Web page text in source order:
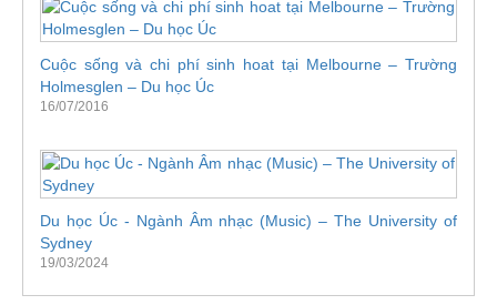
Cuộc sống và chi phí sinh hoat tại Melbourne – Trường
Holmesglen – Du học Úc
16/07/2016
Du học Úc - Ngành Âm nhạc (Music) – The University of
Sydney
19/03/2024